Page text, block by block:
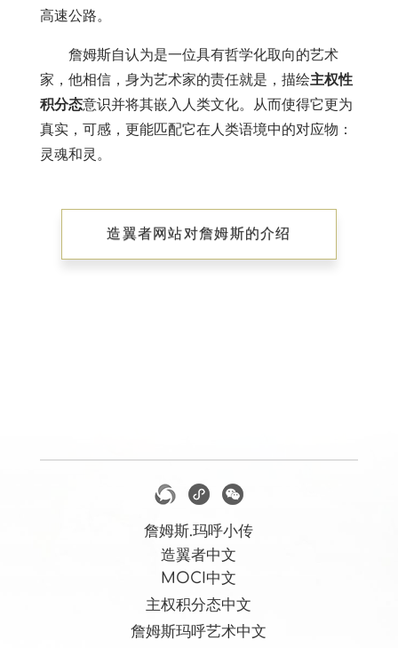
高速公路。
詹姆斯自认为是一位具有哲学化取向的艺术
家，他相信，身为艺术家的责任就是，描绘主权性
积分态意识并将其嵌入人类文化。从而使得它更为
真实，可感，更能匹配它在人类语境中的对应物：
灵魂和灵。
造翼者网站对詹姆斯的介绍
詹姆斯.玛呼小传
造翼者中文
MOCI中文
主权积分态中文
詹姆斯玛呼艺术中文